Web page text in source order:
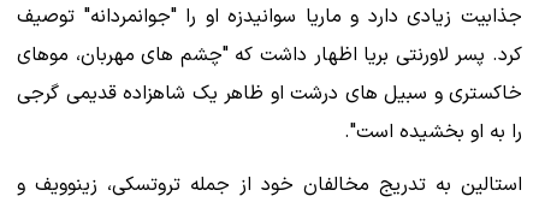
جذابیت زیادی دارد و ماریا سوانیدزه او را "جوانمردانه" توصیف
کرد. پسر لاورنتی بریا اظهار داشت که "چشم های مهربان، موهای
خاکستری و سبیل های درشت او ظاهر یک شاهزاده قدیمی گرجی
را به او بخشیده است".
استالین به تدریج مخالفان خود از جمله تروتسکی، زینوویف و